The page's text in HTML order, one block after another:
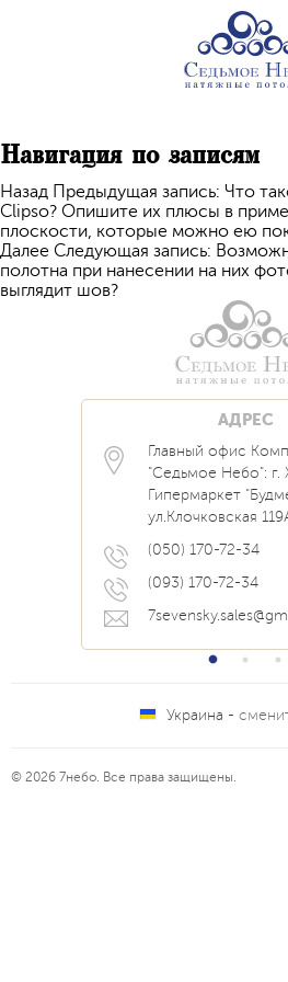
Навигация по записям
Назад Предыдущая запись: Что
Clipso? Опишите их плюсы в
плоскости, которые можно ею
Далее Следующая запись:
полотна при нанесении на них
выглядит шов?
АДРЕС
Главный офис
"Седьмое Небо": г.
Гипермаркет
ул.Клочковская
(050) 170-72-34
(093) 170-72-34
Каталог
Услуги
Блог
Новости
Акции
Украина -
© 2026 7небо. Все права защищены.